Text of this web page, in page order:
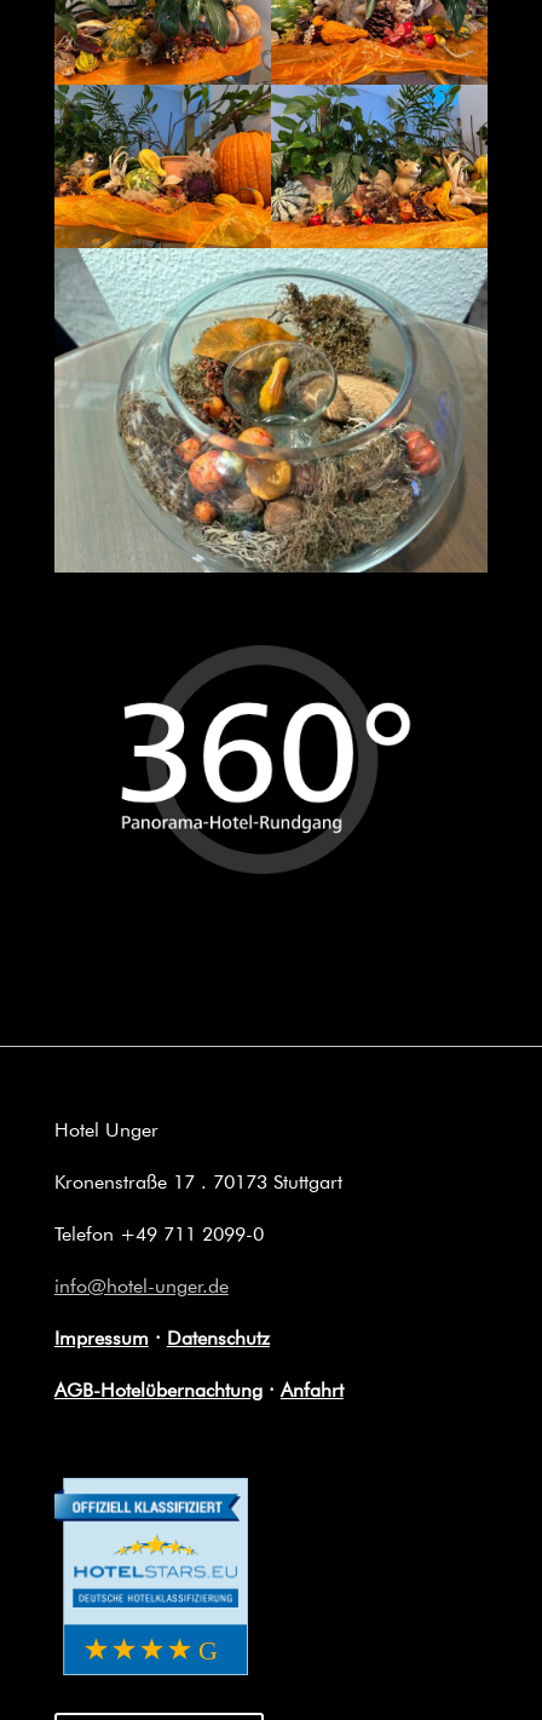
Hotel Unger
Kronenstraße 17 . 70173 Stuttgart
Telefon +49 711 2099-0
info@hotel-unger.de
Impressum · Datenschutz
AGB-Hotelübernachtung·Anfahrt